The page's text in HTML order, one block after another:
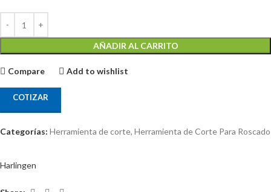
AÑADIR AL CARRITO
Compare Add to wishlist
COTIZAR
Categorías: Herramienta de corte, Herramienta de Corte Para Roscado
Harlingen